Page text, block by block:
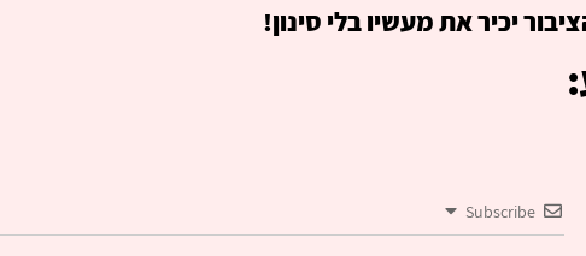
יכיר את מעשיו בלי סינון!
Subscribe